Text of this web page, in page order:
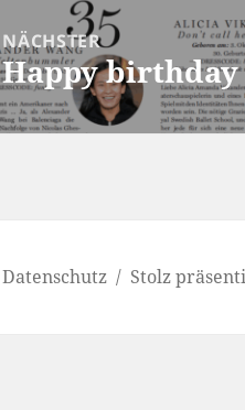
NÄCHSTER
Nächster
Beitrag:
Happy
Datenschutz Stolz